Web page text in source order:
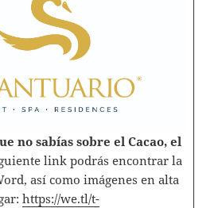
no sabías sobre el Cacao, el
link podrás encontrar la
así como imágenes en alta
https://we.tl/t-